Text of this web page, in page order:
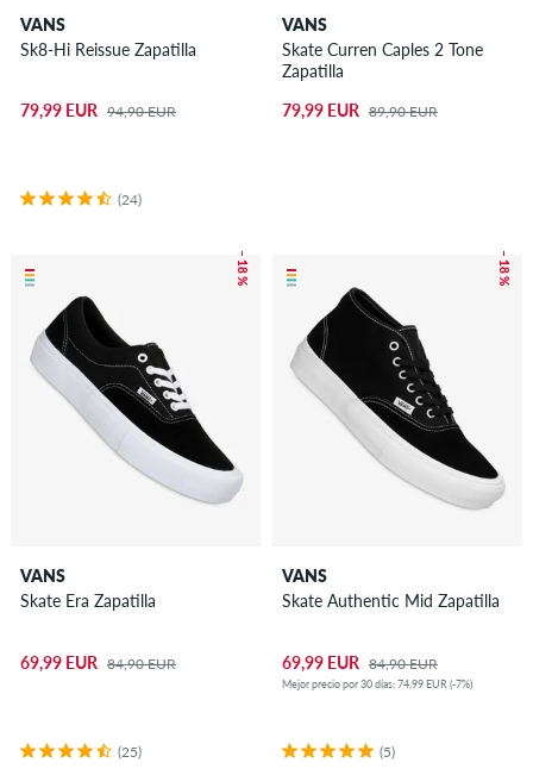
VANS
Sk8-Hi Reissue Zapatilla
79,99 EUR 94,90 EUR
(24)
VANS
Skate Curren Caples 2 Tone
Zapatilla
79,99 EUR 89,90 EUR
– 18 %
VANS
Skate Era Zapatilla
69,99 EUR 84,90 EUR
(25)
– 18 %
VANS
Skate Authentic Mid Zapatilla
69,99 EUR 84,90 EUR
Mejor precio por 30 días: 74,99 EUR (-7%)
(5)